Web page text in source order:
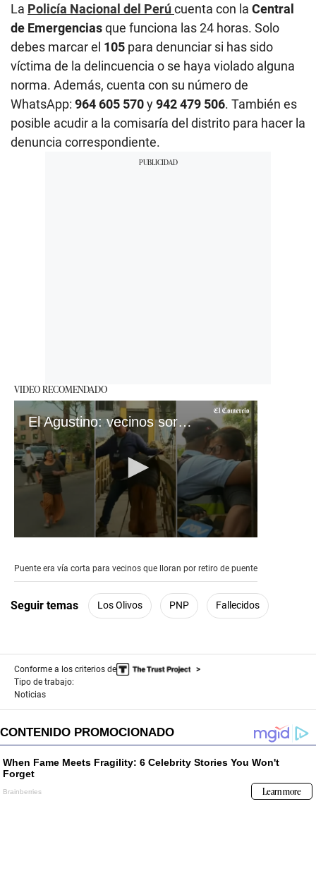
La Policía Nacional del Perúcuenta con la Central
de Emergenciasque funciona las 24 horas. Solo
debes marcar el 105 para denunciar si has sido
víctima de la delincuencia o se haya violado alguna
norma. Además, cuenta con su número de
WhatsApp: 964 605 570y942 479 506. También es
posible acudir a la comisaría del distrito para hacer la
denuncia correspondiente.
VIDEO RECOMENDADO
El Agustino: vecinos sorprendidos por retiro de puente
of
8
seconds
Puente era vía corta para vecinos que lloran por retiro de puente
Seguir temas Los Olivos PNP Fallecidos
Conforme a los criterios de
Tipo de trabajo:
Noticias